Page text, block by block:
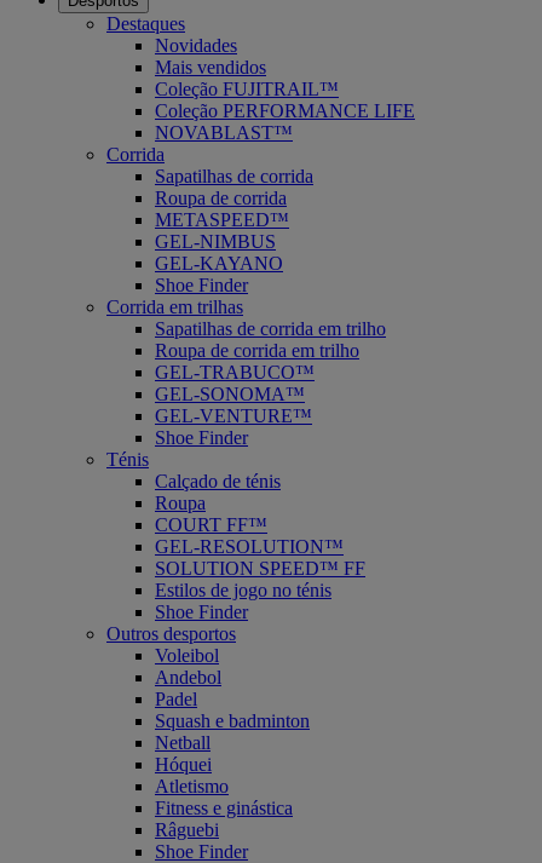
Destaques
Novidades
Mais vendidos
Coleção FUJITRAIL™
Coleção PERFORMANCE LIFE
NOVABLAST™
Corrida
Sapatilhas de corrida
Roupa de corrida
METASPEED™
GEL-NIMBUS
GEL-KAYANO
Shoe Finder
Corrida em trilhas
Sapatilhas de corrida em trilho
Roupa de corrida em trilho
GEL-TRABUCO™
GEL-SONOMA™
GEL-VENTURE™
Shoe Finder
Ténis
Calçado de ténis
Roupa
COURT FF™
GEL-RESOLUTION™
SOLUTION SPEED™ FF
Estilos de jogo no ténis
Shoe Finder
Outros desportos
Voleibol
Andebol
Padel
Squash e badminton
Netball
Hóquei
Atletismo
Fitness e ginástica
Râguebi
Shoe Finder